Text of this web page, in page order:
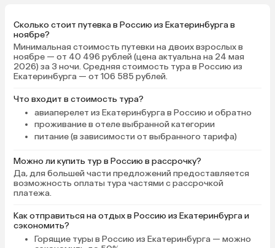
работает на юге, климат по сути
не менялся. Еда вся свежая,
вкусная, вопросов не возникало
по внешнему виду/вкусу. Но
получилось, как получилось. В
любом случае спасибо «Азимуту»
за теплый приём, очень давно
хотели в него попасть ❤️
открывать окна.
выставить 20, в
Персонал
Сколько стоит путевка в Россию из Екатеринбурга в
ноябре?
Минимальная стоимость путевки на двоих взрослых в
ноябре — от 40 496 рублей (цена актуальна на 24 мая
2026) за 3 ночи. Средняя стоимость тура в Россию из
Екатеринбурга — от 106 585 рублей.
Что входит в стоимость тура?
авиаперелет из Екатеринбурга в Россию и обратно
проживание в отеле выбранной категории
питание (в зависимости от выбранного тарифа)
Можно ли купить тур в Россию в рассрочку?
Да, для большей части предложений предоставляется
возможность оплаты тура частями с рассрочкой
платежа.
Как отправиться на отдых в Россию из Екатеринбурга и
сэкономить?
Горящие туры в Россию из Екатеринбурга — можно